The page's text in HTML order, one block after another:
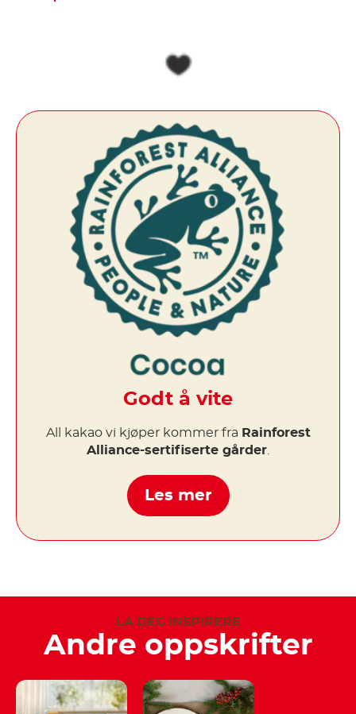
Godt å vite
All kakao vi kjøper kommer fra Rainforest
Alliance-sertifiserte gårder.
Les mer
LA DEG INSPIRERE
Andre oppskrifter